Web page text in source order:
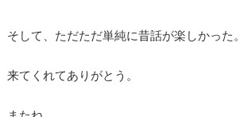
そして、ただただ単純に昔話が楽しかった。
来てくれてありがとう。